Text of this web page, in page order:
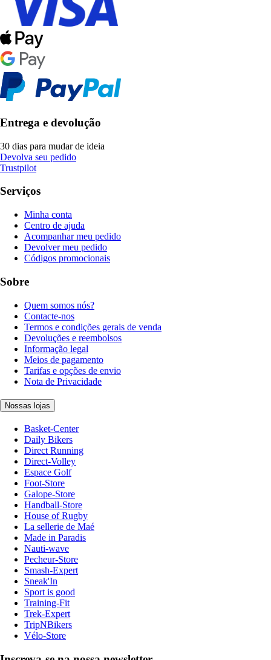
Entrega e devolução
30 dias para mudar de ideia
Devolva seu pedido
Trustpilot
Serviços
Minha conta
Centro de ajuda
Acompanhar meu pedido
Devolver meu pedido
Códigos promocionais
Sobre
Quem somos nós?
Contacte-nos
Termos e condições gerais de venda
Devoluções e reembolsos
Informação legal
Meios de pagamento
Tarifas e opções de envio
Nota de Privacidade
Nossas lojas
Basket-Center
Daily Bikers
Direct Running
Direct-Volley
Espace Golf
Foot-Store
Galope-Store
Handball-Store
House of Rugby
La sellerie de Maé
Made in Paradis
Nauti-wave
Pecheur-Store
Smash-Expert
Sneak'In
Sport is good
Training-Fit
Trek-Expert
TripNBikers
Vélo-Store